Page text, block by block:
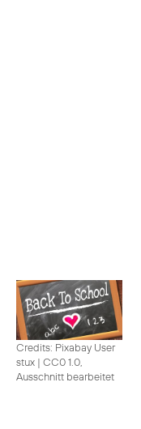
Credits: Pixabay User
stux | CC0 1.0,
Ausschnitt bearbeitet